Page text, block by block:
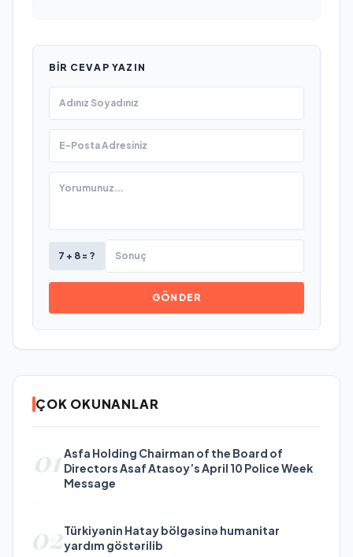
BIR CEVAP YAZIN
7 + 8 = ?
GÖNDER
ÇOK OKUNANLAR
01Asfa Holding Chairman of the Board of
Directors Asaf Atasoy’s April 10 Police Week
Message
02Türkiyənin Hatay bölgəsinə humanitar
yardım göstərilib